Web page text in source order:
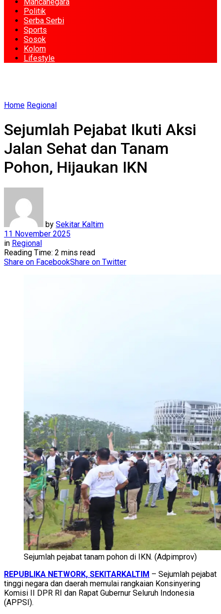
Politik
Serba Serbi
Sports
Sosok
Kolom
Lifestyle
Home Regional
Sejumlah Pejabat Ikuti Aksi
Jalan Sehat dan Tanam
Pohon, Hijaukan IKN
by Sekitar Kaltim
11 November 2025
in Regional
Reading Time: 2 mins read
Share on FacebookShare on Twitter
Sejumlah pejabat tanam pohon di IKN. (Adpimprov)
REPUBLIKA NETWORK, SEKITARKALTIM – Sejumlah pejabat
tinggi negara dan daerah memulai rangkaian Konsinyering
Komisi II DPR RI dan Rapat Gubernur Seluruh Indonesia
(APPSI).